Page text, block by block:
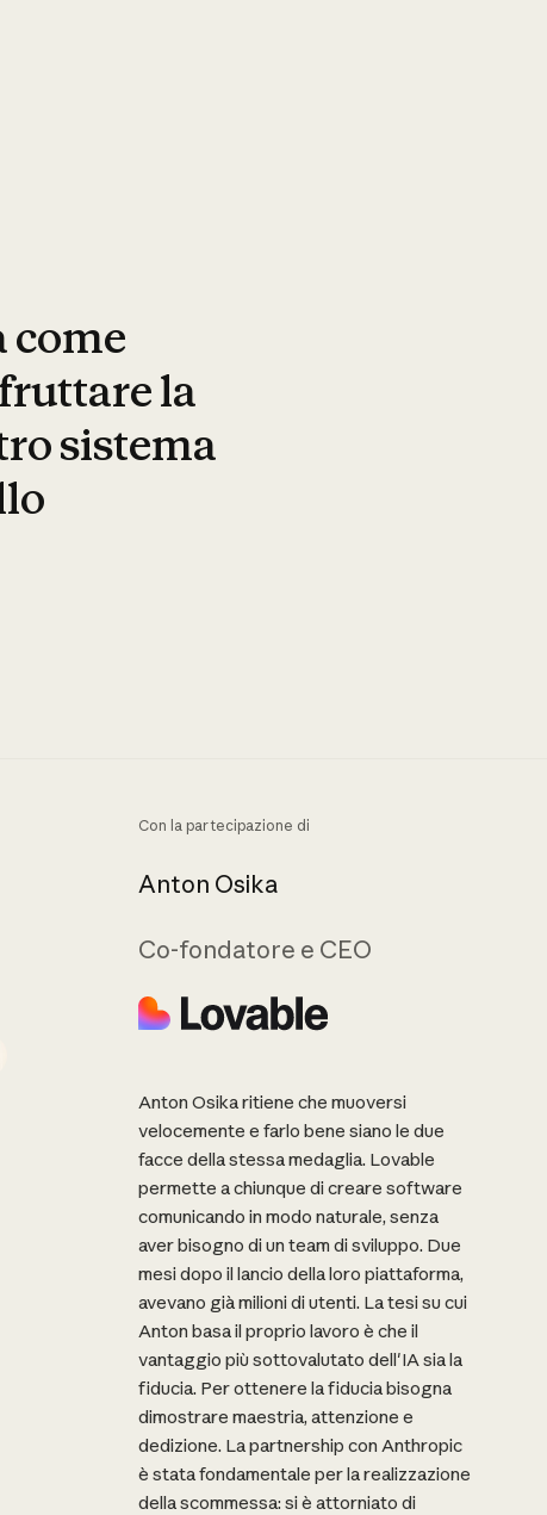
come
la
sistema
Con la partecipazione di
Anton Osika
Co-fondatore e CEO
Anton Osika ritiene che muoversi
velocemente e farlo bene siano le due
facce della stessa medaglia. Lovable
permette a chiunque di creare software
comunicando in modo naturale, senza
aver bisogno di un team di sviluppo. Due
mesi dopo il lancio della loro piattaforma,
avevano già milioni di utenti. La tesi su cui
Anton basa il proprio lavoro è che il
vantaggio più sottovalutato dell'IA sia la
fiducia. Per ottenere la fiducia bisogna
dimostrare maestria, attenzione e
dedizione. La partnership con Anthropic
è stata fondamentale per la realizzazione
della scommessa: si è attorniato di